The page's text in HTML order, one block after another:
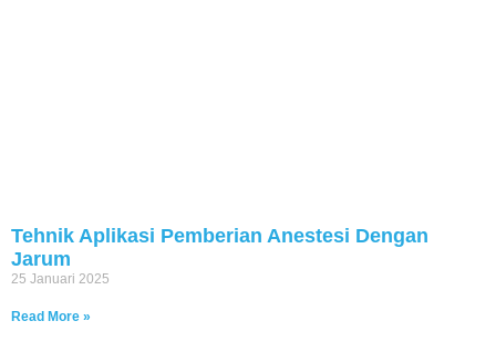
Tehnik Aplikasi Pemberian Anestesi Dengan
Jarum
25 Januari 2025
Read More »